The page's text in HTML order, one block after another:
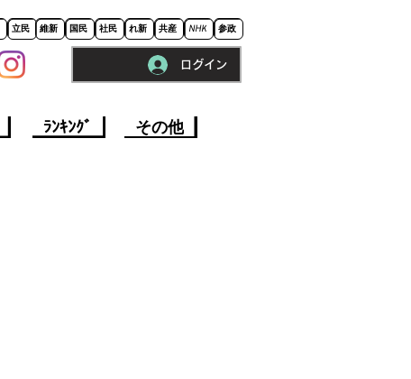
立民 維新 国民 社民 れ新 共産 NHK 参政
ログイン
ﾗﾝｷﾝｸﾞ その他